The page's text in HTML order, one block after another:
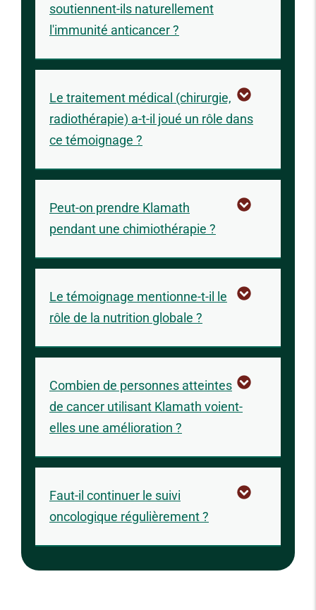
soutiennent-ils naturellement
l'immunité anticancer ?
Le traitement médical (chirurgie,
radiothérapie) a-t-il joué un rôle dans
ce témoignage ?
Peut-on prendre Klamath
pendant une chimiothérapie ?
Le témoignage mentionne-t-il le
rôle de la nutrition globale ?
Combien de personnes atteintes
de cancer utilisant Klamath voient-
elles une amélioration ?
Faut-il continuer le suivi
oncologique régulièrement ?